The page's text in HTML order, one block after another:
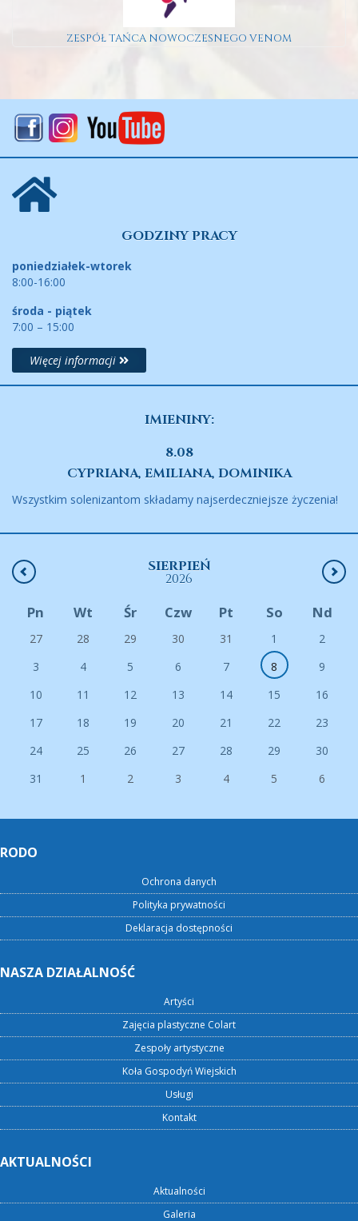
GODZINY PRACY
poniedziałek-wtorek
8:00-16:00
środa - piątek
7:00 – 15:00
Więcej informacji
IMIENINY:
8.08
CYPRIANA, EMILIANA, DOMINIKA
Wszystkim solenizantom składamy najserdeczniejsze życzenia!
SIERPIEŃ
2026
Pn Wt Śr Czw Pt So Nd
27 28 29 30 31 1
2
3
4 5 6 7 8
9
10
11 12 13 14 15
16
17
18 19 20 21 22
23
24
25 26 27 28 29
30
31
1 2 3 4 5 6
ZESPÓŁ TAŃCA NOWOCZESNEGO VENOM
RODO
Ochrona danych
Polityka prywatności
Deklaracja dostępności
NASZA DZIAŁALNOŚĆ
Artyści
Zajęcia plastyczne Colart
Zespoły artystyczne
Koła Gospodyń Wiejskich
Usługi
Kontakt
AKTUALNOŚCI
Aktualności
Galeria